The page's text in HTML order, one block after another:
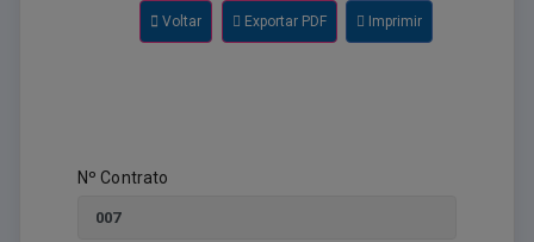
Voltar Exportar PDF Imprimir
Nº Contrato